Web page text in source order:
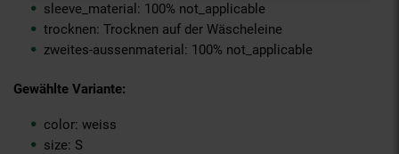
sleeve_material: 100% not_applicable
trocknen: Trocknen auf der Wäscheleine
zweites-aussenmaterial: 100% not_applicable
Gewählte Variante:
color: weiss
size: S